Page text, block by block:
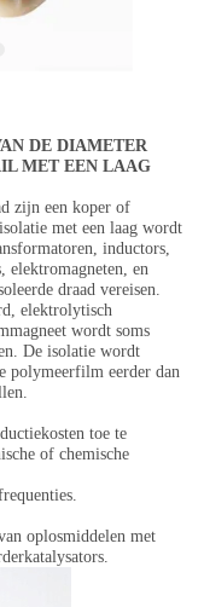
DE DIAMETER
MET EEN LAAG
zijn een koper of
met een laag wordt
inductors,
elektromagneten, en
draad vereisen.
elektrolytisch
wordt soms
De isolatie wordt
polymeerfilm eerder dan
toe te
of chemische
oplosmiddelen met